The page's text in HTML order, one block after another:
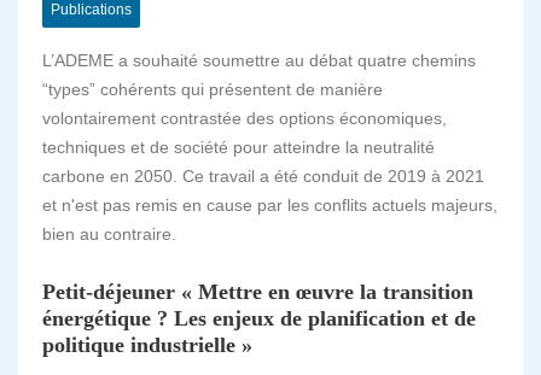
Publications
L’ADEME a souhaité soumettre au débat quatre chemins
“types” cohérents qui présentent de manière
volontairement contrastée des options économiques,
techniques et de société pour atteindre la neutralité
carbone en 2050. Ce travail a été conduit de 2019 à 2021
et n'est pas remis en cause par les conflits actuels majeurs,
bien au contraire.
Petit-déjeuner « Mettre en œuvre la transition
énergétique ? Les enjeux de planification et de
politique industrielle »